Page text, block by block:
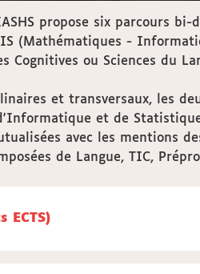
propose six parcours
(Mathématiques -
Cognitives ou Sciences du
et transversaux, les
et de
avec les mentions
de Langue, TIC,
ECTS)